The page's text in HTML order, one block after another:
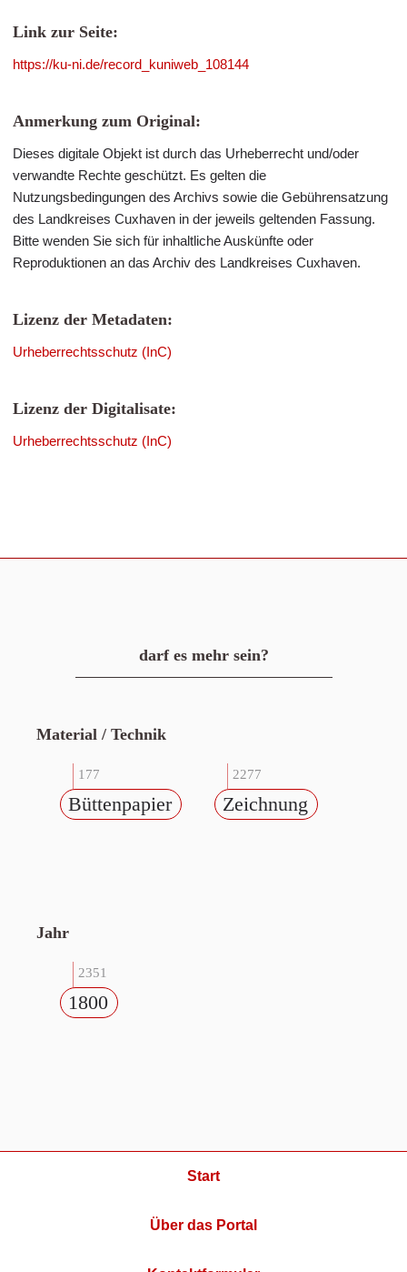
Link zur Seite:
https://ku-ni.de/record_kuniweb_108144
Anmerkung zum Original:
Dieses digitale Objekt ist durch das Urheberrecht und/oder
verwandte Rechte geschützt. Es gelten die
Nutzungsbedingungen des Archivs sowie die Gebührensatzung
des Landkreises Cuxhaven in der jeweils geltenden Fassung.
Bitte wenden Sie sich für inhaltliche Auskünfte oder
Reproduktionen an das Archiv des Landkreises Cuxhaven.
Lizenz der Metadaten:
Urheberrechtsschutz (InC)
Lizenz der Digitalisate:
Urheberrechtsschutz (InC)
darf es mehr sein?
Material / Technik
177
Büttenpapier
2277
Zeichnung
Jahr
2351
1800
Start
Über das Portal